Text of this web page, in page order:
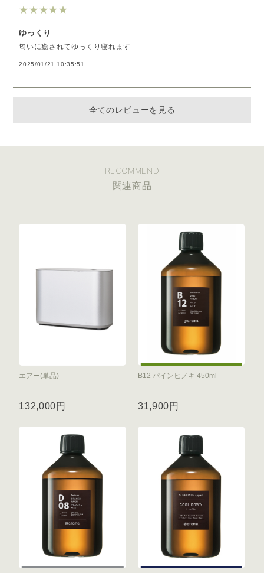
★★★★★
ゆっくり
匂いに癒されてゆっくり寝れます
2025/01/21 10:35:51
全てのレビューを見る
RECOMMEND
関連商品
エアー(単品)
132,000円
B12 パインヒノキ 450ml
31,900円